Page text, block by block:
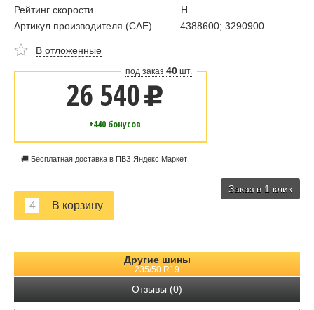
Рейтинг скорости
H
Артикул производителя (CAE)
4388600; 3290900
В отложенные
под заказ 40 шт.
26 540u
+440 бонусов
🚚 Бесплатная доставка в ПВЗ Яндекс Маркет
Заказ в 1 клик
Другие шины
235/50 R19
Отзывы (0)